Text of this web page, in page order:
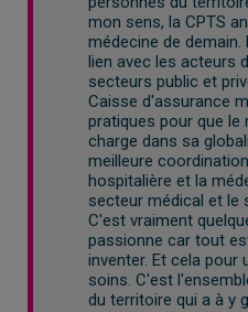
mon sens, la CPTS
médecine de demain.
lien avec les acteurs
secteurs public et
Caisse d'assurance
pratiques pour que le
charge dans sa
meilleure
hospitalière et la
secteur médical et le
C'est vraiment
passionne car tout
inventer. Et cela pour
soins. C'est
du territoire qui a à y